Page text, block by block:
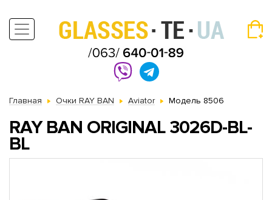
Главная Очки RAY BAN Aviator Модель 8506
RAY BAN ORIGINAL 3026D-BL-
BL